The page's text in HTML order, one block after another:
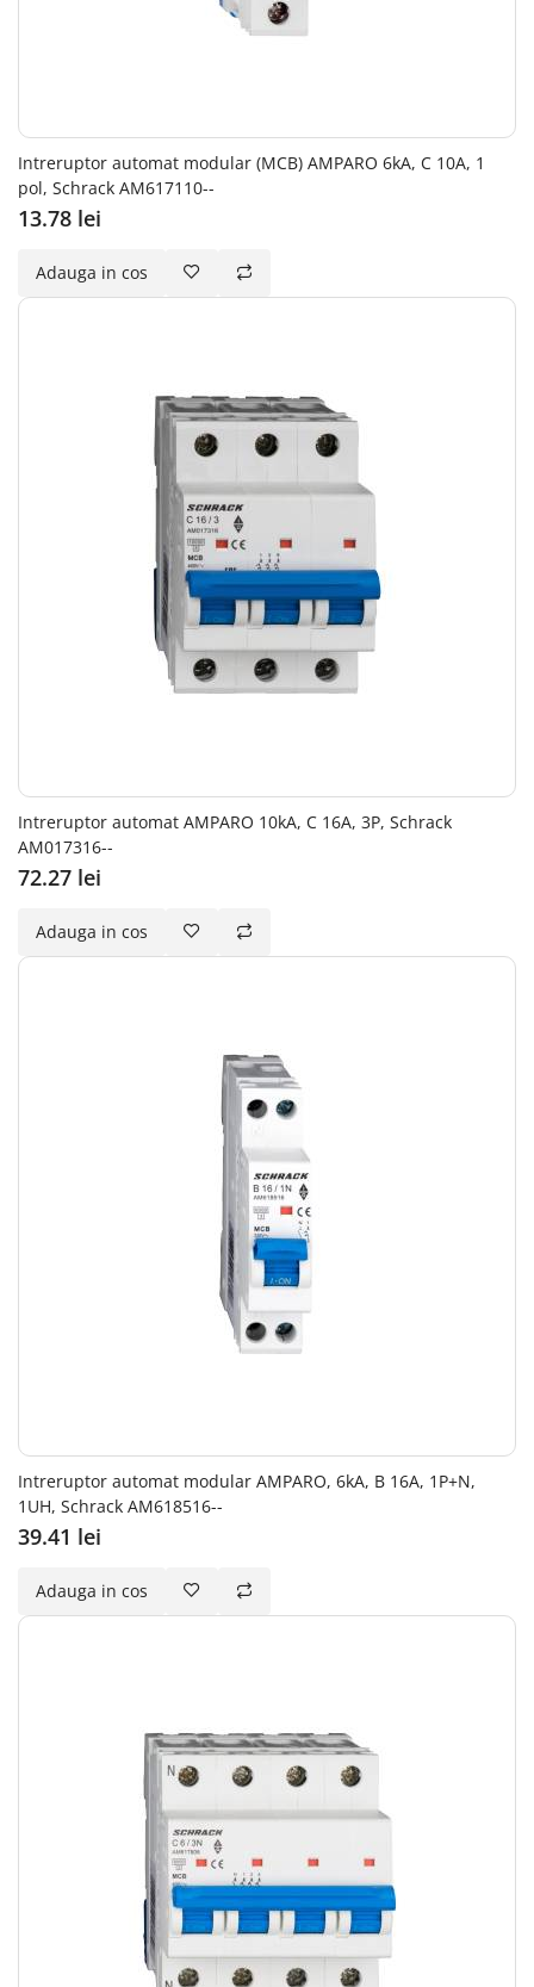
Intreruptor automat modular (MCB) AMPARO 6kA, C 10A, 1
pol, Schrack AM617110--
13.78 lei
Adauga in cos
Intreruptor automat AMPARO 10kA, C 16A, 3P, Schrack
AM017316--
72.27 lei
Adauga in cos
Intreruptor automat modular AMPARO, 6kA, B 16A, 1P+N,
1UH, Schrack AM618516--
39.41 lei
Adauga in cos